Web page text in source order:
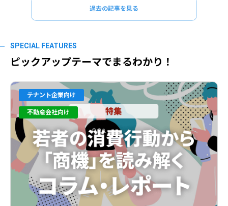
過去の記事を見る
SPECIAL FEATURES
ピックアップテーマでまるわかり！
テナント企業向け
不動産会社向け